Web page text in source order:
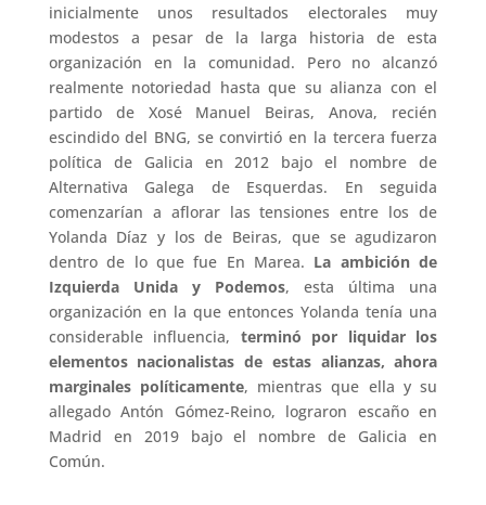
inicialmente unos resultados electorales muy
modestos a pesar de la larga historia de esta
organización en la comunidad. Pero no alcanzó
realmente notoriedad hasta que su alianza con el
partido de Xosé Manuel Beiras, Anova, recién
escindido del BNG, se convirtió en la tercera fuerza
política de Galicia en 2012 bajo el nombre de
Alternativa Galega de Esquerdas. En seguida
comenzarían a aflorar las tensiones entre los de
Yolanda Díaz y los de Beiras, que se agudizaron
dentro de lo que fue En Marea. La ambición de
Izquierda Unida y Podemos, esta última una
organización en la que entonces Yolanda tenía una
considerable influencia, terminó por liquidar los
elementos nacionalistas de estas alianzas, ahora
marginales políticamente, mientras que ella y su
allegado Antón Gómez-Reino, lograron escaño en
Madrid en 2019 bajo el nombre de Galicia en
Común.